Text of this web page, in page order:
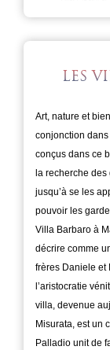
LES
Art, nature et
conjonction
conçus dans ce
la recherche
jusqu’à se les
pouvoir les
Villa Barbaro à
décrire comme
frères Daniele et
l’aristocratie
villa, devenue
Misurata, est un
Palladio unit de